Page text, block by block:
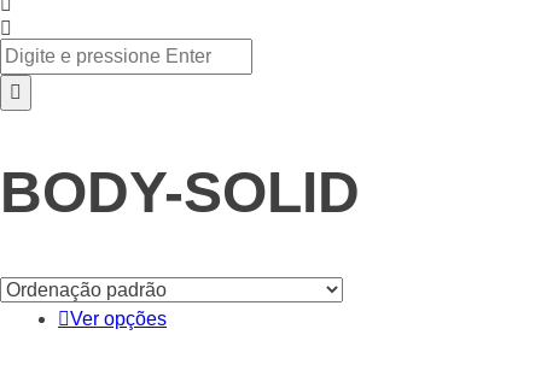
BODY-SOLID
Ver opções